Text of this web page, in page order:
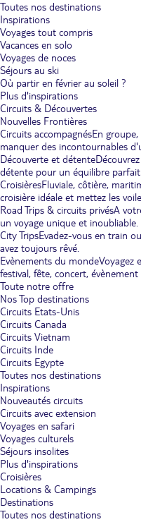
Toutes nos destinations
Inspirations
Voyages tout compris
Vacances en solo
Voyages de noces
Séjours au ski
Où partir en février au soleil ?
Plus d'inspirations
Circuits & Découvertes
Nouvelles Frontières
Circuits accompagnésEn
manquer des incontournables
Découverte et détente
détente pour un équilibre
CroisièresFluviale, côtière,
croisière idéale et mettez les
Road Trips & circuits privésA
un voyage unique et inoubliable.
City TripsEvadez-vous en train
avez toujours rêvé.
Evènements du mondeVoyagez
festival, fête, concert,
Toute notre offre
Nos Top destinations
Circuits Etats-Unis
Circuits Canada
Circuits Vietnam
Circuits Inde
Circuits Egypte
Toutes nos destinations
Inspirations
Nouveautés circuits
Circuits avec extension
Voyages en safari
Voyages culturels
Séjours insolites
Plus d'inspirations
Croisières
Locations & Campings
Destinations
Toutes nos destinations